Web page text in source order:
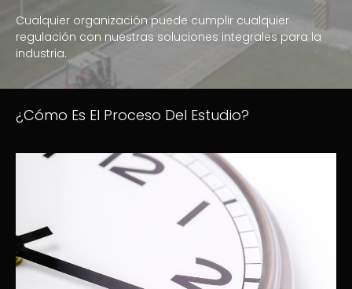
Cualquier organización puede cumplir cualquier
regulación con nuestras soluciones integrales para la
industria.
¿Cómo Es El Proceso Del Estudio?